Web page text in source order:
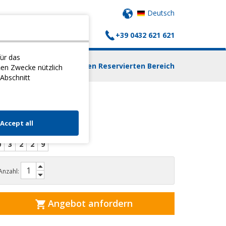
Deutsch
+39 0432 621 621
Einloggen Reservierten Bereich
AKU BALL
3 2 2 9
Angebot anfordern
das
Zwecke nützlich
Accept all